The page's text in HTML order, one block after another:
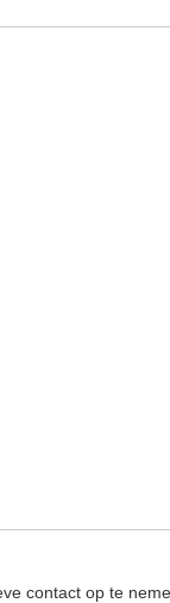
contact op te